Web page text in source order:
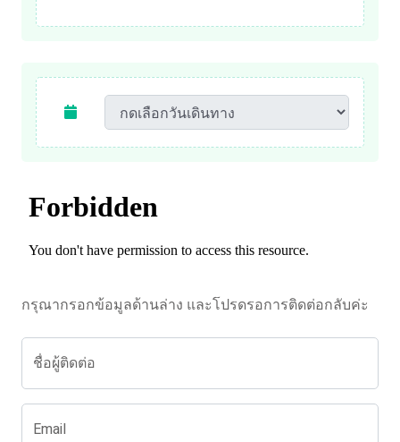
กรุณากรอกข้อมูลด้านล่าง และโปรดรอการติดต่อกลับค่ะ
ชื่อผู้ติดต่อ
Email